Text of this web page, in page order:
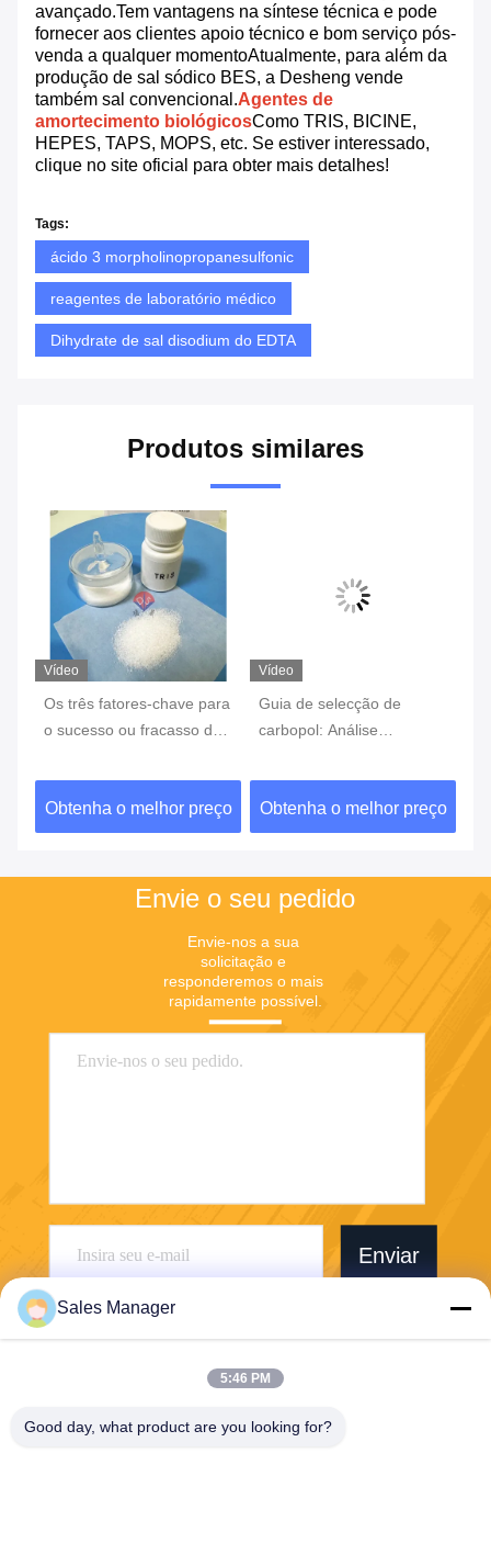
avançado.Tem vantagens na síntese técnica e pode
fornecer aos clientes apoio técnico e bom serviço pós-
venda a qualquer momentoAtualmente, para além da
produção de sal sódico BES, a Desheng vende
também sal convencional.Agentes de
amortecimento biológicosComo TRIS, BICINE,
HEPES, TAPS, MOPS, etc. Se estiver interessado,
clique no site oficial para obter mais detalhes!
Tags:
ácido 3 morpholinopropanesulfonic
reagentes de laboratório médico
Dihydrate de sal disodium do EDTA
Produtos similares
Vídeo
Os três fatores-chave para
o sucesso ou fracasso de
Obtenha o melhor preço
Vídeo
Guia de selecção de
carbopol: Análise
características dos
modelos e cenários de
aplicação
Obtenha o melhor preço
Envie o seu pedido
Envie-nos a sua
solicitação e
responderemos o mais
rapidamente possível.
Enviar
Wuhan Desheng Biochemical Technology
Sales Manager
5:46 PM
Good day, what product are you looking for?